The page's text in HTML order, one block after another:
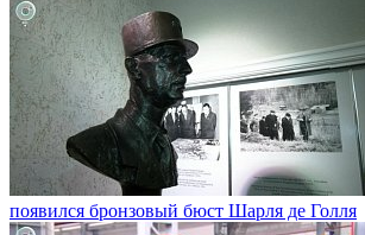
появился бронзовый бюст Шарля де Голля